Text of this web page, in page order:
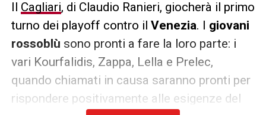
Il Cagliari, di Claudio Ranieri, giocherà il primo
turno dei playoff contro il Venezia. I giovani
rossoblù sono pronti a fare la loro parte: i
vari Kourfalidis, Zappa, Lella e Prelec,
quando chiamati in causa saranno pronti per
rispondere positivamente alle esigenze del